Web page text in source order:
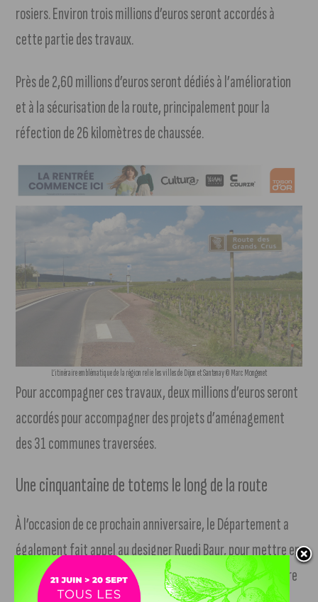
rosiers. Environ trois millions d’euros seront accordés à
cette partie des travaux.
Près de 2,60 millions d’euros seront dédiés à l’amélioration
et à la sécurisation de la route, principalement pour la
réfection de 26 kilomètres de chaussée.
L’itinéraire emblématique de la région relie les villes de Dijon et Santenay © Marc Mongenet
Pour accompagner ces travaux, deux millions d’euros seront
accordés pour accompagner des projets d’aménagement
des 31 communes traversées.
Une cinquantaine de totems le long de la route
À l’occasion de ce prochain anniversaire, le Département a
également fait appel au designer Ruedi Baur, pour mettre en
forme des totems. Il y en aura 58, tous situés sur l’itinéraire